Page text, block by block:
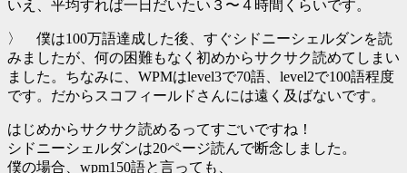
いえ、平均すれば一日だいたい３〜４時間くらいです。
〉 僕は100万語達成した後、すぐシドニーシェルダンを読
みましたが、何の困難もなく初めからサクサク読めてしまい
ました。ちなみに、WPMはlevel3で70語、level2で100語程度
です。だからスコフィールドさんには遠く及ばないです。
はじめからサクサク読めるってすごいですね！
シドニーシェルダンは20ページ読んで断念しました。
僕の場合、wpm150語と言っても、